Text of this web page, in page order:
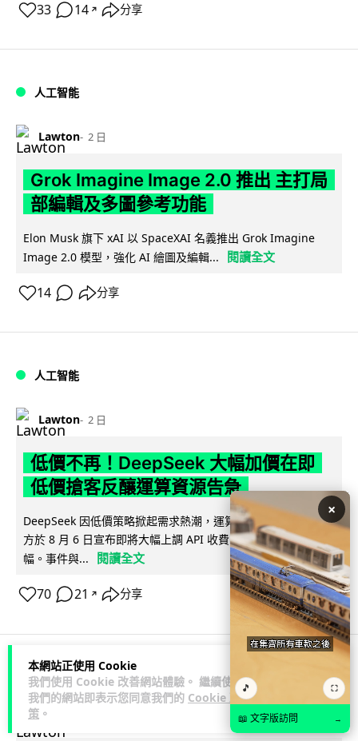
本網站正使用 Cookie
我們使用 Cookie 改善網站體驗。 繼續使用
我們的網站即表示您同意我們的 Cookie 政
策 。
33 14 ↗ 分享
人工智能
Lawton 2 日
Grok Imagine Image 2.0 推出 主打局
部編輯及多圖參考功能
Elon Musk 旗下 xAI 以 SpaceXAI 名義推出 Grok Imagine
Image 2.0 模型，強化 AI 繪圖及編輯...
閱讀全文
14 分享
人工智能
Lawton 2 日
低價不再！DeepSeek 大幅加價在即
低價搶客反釀運算資源告急
DeepSeek 因低價策略掀起需求熱潮，運算資源不勝負荷，官
方於 8 月 6 日宣布即將大幅上調 API 收費，惟未公布具體加
幅。事件與...
閱讀全文
70 21 ↗ 分享
應用軟件 應用軟件 iOS App
Lawton
×
🎵 ⛶
📖 文字版訪問 →